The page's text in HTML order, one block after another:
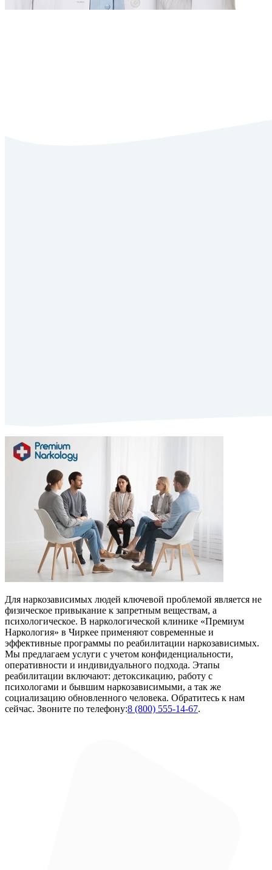
Для наркозависимых людей ключевой проблемой является не
физическое привыкание к запретным веществам, а
психологическое. В наркологической клинике «Премиум
Наркология» в Чиркее применяют современные и
эффективные программы по реабилитации наркозависимых.
Мы предлагаем услуги с учетом конфиденциальности,
оперативности и индивидуального подхода. Этапы
реабилитации включают: детоксикацию, работу с
психологами и бывшим наркозависимыми, а так же
социализацию обновленного человека. Обратитесь к нам
сейчас. Звоните по телефону:8 (800) 555-14-67.